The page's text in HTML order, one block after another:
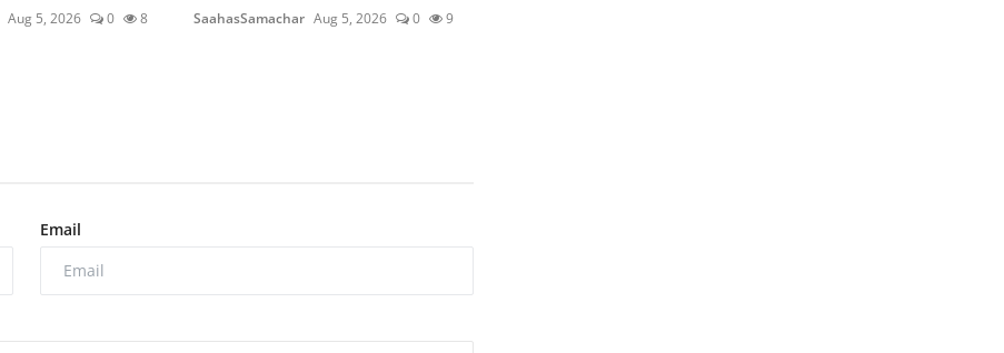
Aug 5, 2026 0 8 SaahasSamachar Aug 5, 2026 0 9
Email